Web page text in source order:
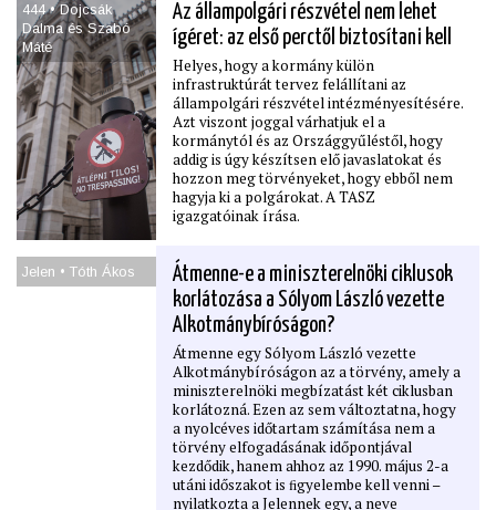
444 • Dojcsák
Dalma és Szabó
Máté
Az állampolgári részvétel nem lehet
ígéret: az első perctől biztosítani kell
Helyes, hogy a kormány külön
infrastruktúrát tervez felállítani az
állampolgári részvétel intézményesítésére.
Azt viszont joggal várhatjuk el a
kormánytól és az Országgyűléstől, hogy
addig is úgy készítsen elő javaslatokat és
hozzon meg törvényeket, hogy ebből nem
hagyja ki a polgárokat. A TASZ
igazgatóinak írása.
Jelen • Tóth Ákos
Átmenne-e a miniszterelnöki ciklusok
korlátozása a Sólyom László vezette
Alkotmánybíróságon?
Átmenne egy Sólyom László vezette
Alkotmánybíróságon az a törvény, amely a
miniszterelnöki megbízatást két ciklusban
korlátozná. Ezen az sem változtatna, hogy
a nyolcéves időtartam számítása nem a
törvény elfogadásának időpontjával
kezdődik, hanem ahhoz az 1990. május 2-a
utáni időszakot is ﬁgyelembe kell venni –
nyilatkozta a Jelennek egy, a neve